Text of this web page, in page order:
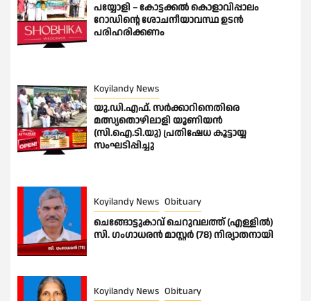
പയ്യോളി – കോട്ടക്കൽ കൊളാവിപ്പാലം
റോഡിൻ്റെ ശോചനീയാവസ്ഥ ഉടൻ
പരിഹരിക്കണം
Koyilandy News
യു.ഡി.എഫ്. സർക്കാറിനെതിരെ
മത്സ്യതൊഴിലാളി യൂണിയൻ
(സി.ഐ.ടി.യു) പ്രതിഷേധ കൂട്ടായ്യ
സംഘടിപ്പിച്ചു
Koyilandy News Obituary
ചെങ്ങോട്ടുകാവ് ചെറുവലത്ത് (എള്ളിൽ)
സി. ഗംഗാധരൻ മാസ്റ്റർ (78) നിര്യാതനായി
Koyilandy News Obituary